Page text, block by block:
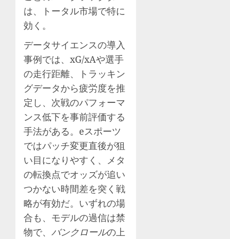
は、トータル市場で特に
効く。
データサイエンスの導入
事例では、xG/xAや選手
の走行距離、トラッキン
グデータから疲労度を推
定し、次戦のパフォーマ
ンス低下を事前評価する
手法がある。eスポーツ
ではパッチ変更直後が狙
い目になりやすく、メタ
の転換点でオッズが追い
つかない時間差を突く戦
略が有効だ。いずれの場
合も、モデルの過信は禁
物で、 バンクロールの上